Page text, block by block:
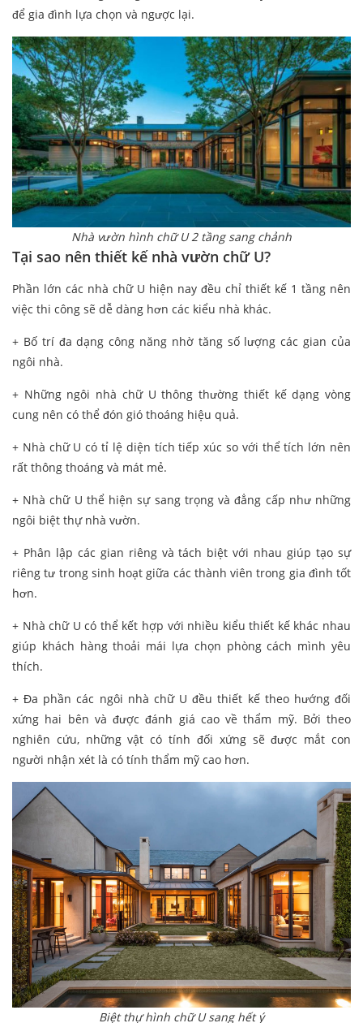
để gia đình lựa chọn và ngược lại.
Nhà vườn hình chữ U 2 tầng sang chảnh
Tại sao nên thiết kế nhà vườn chữ U?
Phần lớn các nhà chữ U hiện nay đều chỉ thiết kế 1 tầng nên
việc thi công sẽ dễ dàng hơn các kiểu nhà khác.
+ Bố trí đa dạng công năng nhờ tăng số lượng các gian của
ngôi nhà.
+ Những ngôi nhà chữ U thông thường thiết kế dạng vòng
cung nên có thể đón gió thoáng hiệu quả.
+ Nhà chữ U có tỉ lệ diện tích tiếp xúc so với thể tích lớn nên
rất thông thoáng và mát mẻ.
+ Nhà chữ U thể hiện sự sang trọng và đẳng cấp như những
ngôi biệt thự nhà vườn.
+ Phân lập các gian riêng và tách biệt với nhau giúp tạo sự
riêng tư trong sinh hoạt giữa các thành viên trong gia đình tốt
hơn.
+ Nhà chữ U có thể kết hợp với nhiều kiểu thiết kế khác nhau
giúp khách hàng thoải mái lựa chọn phòng cách mình yêu
thích.
+ Đa phần các ngôi nhà chữ U đều thiết kế theo hướng đối
xứng hai bên và được đánh giá cao về thẩm mỹ. Bởi theo
nghiên cứu, những vật có tính đối xứng sẽ được mắt con
người nhận xét là có tính thẩm mỹ cao hơn.
Biệt thự hình chữ U sang hết ý